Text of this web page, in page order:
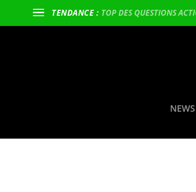
TENDANCE : TOP DES QUESTIONS
NEWS